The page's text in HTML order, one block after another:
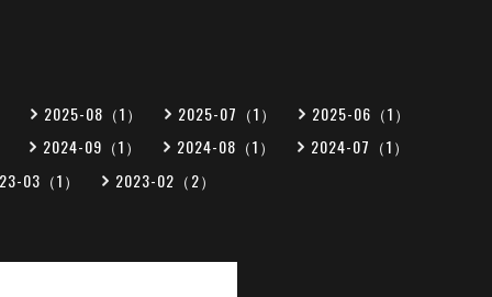
2025-08（1） 2025-07（1）
2025-06（1）
2024-09（1） 2024-08（1）
2024-07（1）
03（1）
2023-02（2）